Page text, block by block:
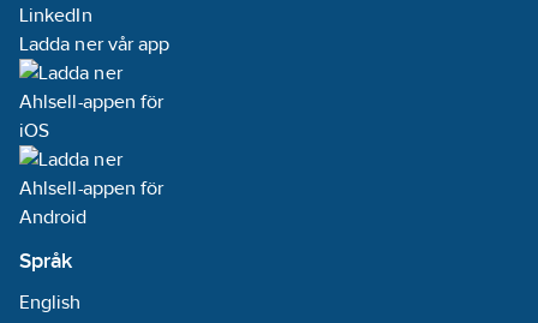
LinkedIn
Ladda ner vår app
Språk
English